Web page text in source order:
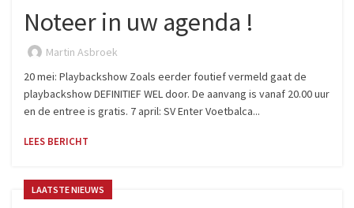
Noteer in uw agenda !
Martin Asbroek
20 mei: Playbackshow Zoals eerder foutief vermeld gaat de
playbackshow DEFINITIEF WEL door. De aanvang is vanaf 20.00 uur
en de entree is gratis. 7 april: SV Enter Voetbalca...
LEES BERICHT
LAATSTE NIEUWS